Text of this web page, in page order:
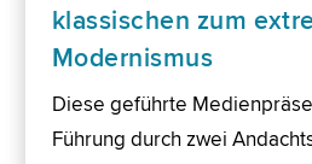
klassischen zum
Modernismus
Diese geführte
Führung durch zwei